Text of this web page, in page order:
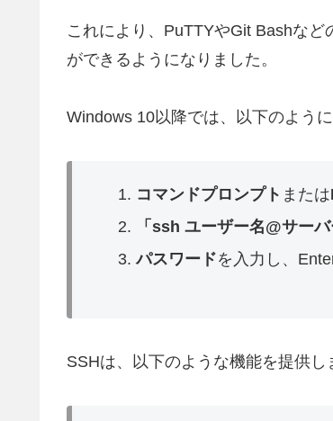
これにより、PuTTYやGit Bashな
ができるようになりました。
Windows 10以降では、以下のよう
コマンドプロンプト または
「ssh ユーザー名@サーバ
パスワードを入力し、
SSHは、以下のような機能を提供し